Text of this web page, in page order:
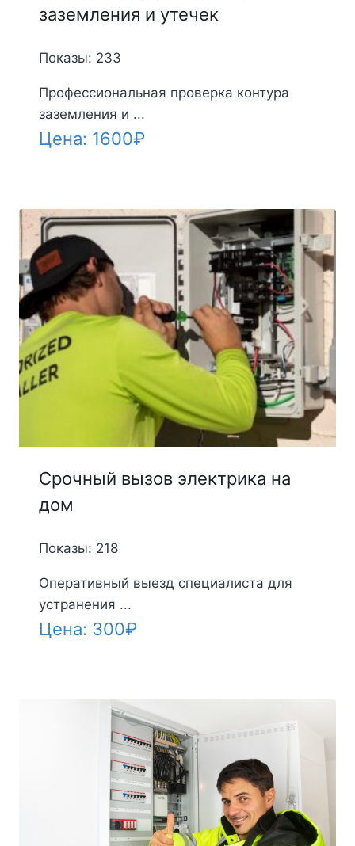
заземления и утечек
Показы: 233
Профессиональная проверка контура
заземления и ...
Цена: 1600₽
Срочный вызов электрика на
дом
Показы: 218
Оперативный выезд специалиста для
устранения ...
Цена: 300₽